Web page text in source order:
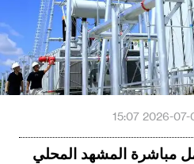
2026-07-08
مباشرة المشهد المحلي